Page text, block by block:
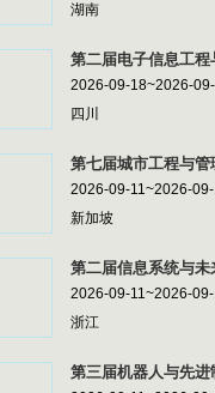
湖南
第二届电子信息工
2026-09-18~2026-
四川
第七届城市工程与
2026-09-11~2026-
新加坡
第二届信息系统与
2026-09-11~2026-
浙江
第三届机器人与先